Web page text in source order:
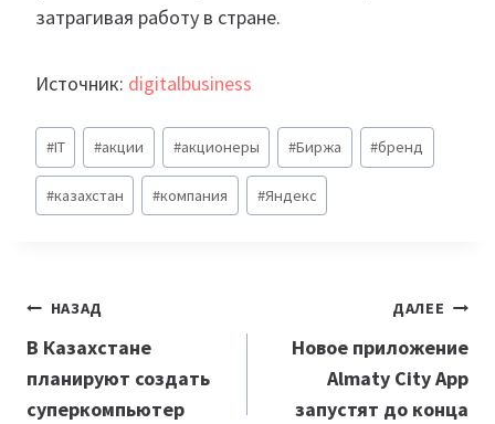
затрагивая работу в стране.
Источник: digitalbusiness
Метки
записи:
#IT #акции #акционеры #Биржа #бренд
#казахстан #компания #Яндекс
Навигация
по
записям
НАЗАД
В Казахстане
планируют создать
суперкомпьютер
ДАЛЕЕ
Новое приложение
Almaty City App
запустят до конца